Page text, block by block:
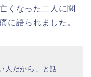
くなった二人に関
に語られました。
人だから」と話